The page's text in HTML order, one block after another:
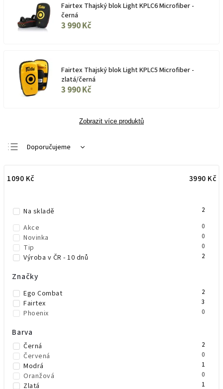
Fairtex Thajský blok Light KPLC6 Microfiber -
černá
3 990 Kč
Fairtex Thajský blok Light KPLC5 Microfiber -
zlatá/černá
3 990 Kč
Zobrazit více produktů
Doporučujeme
Nejdražší
Abecedně
1090 Kč 3990 Kč
Na skladě 2
Akce 0
Novinka 0
Tip 0
Výroba v ČR - 10 dnů 2
Značky
Ego Combat 2
Fairtex 3
Phoenix 0
Barva
Černá 2
Červená 0
Modrá 1
Oranžová 0
Zlatá 1